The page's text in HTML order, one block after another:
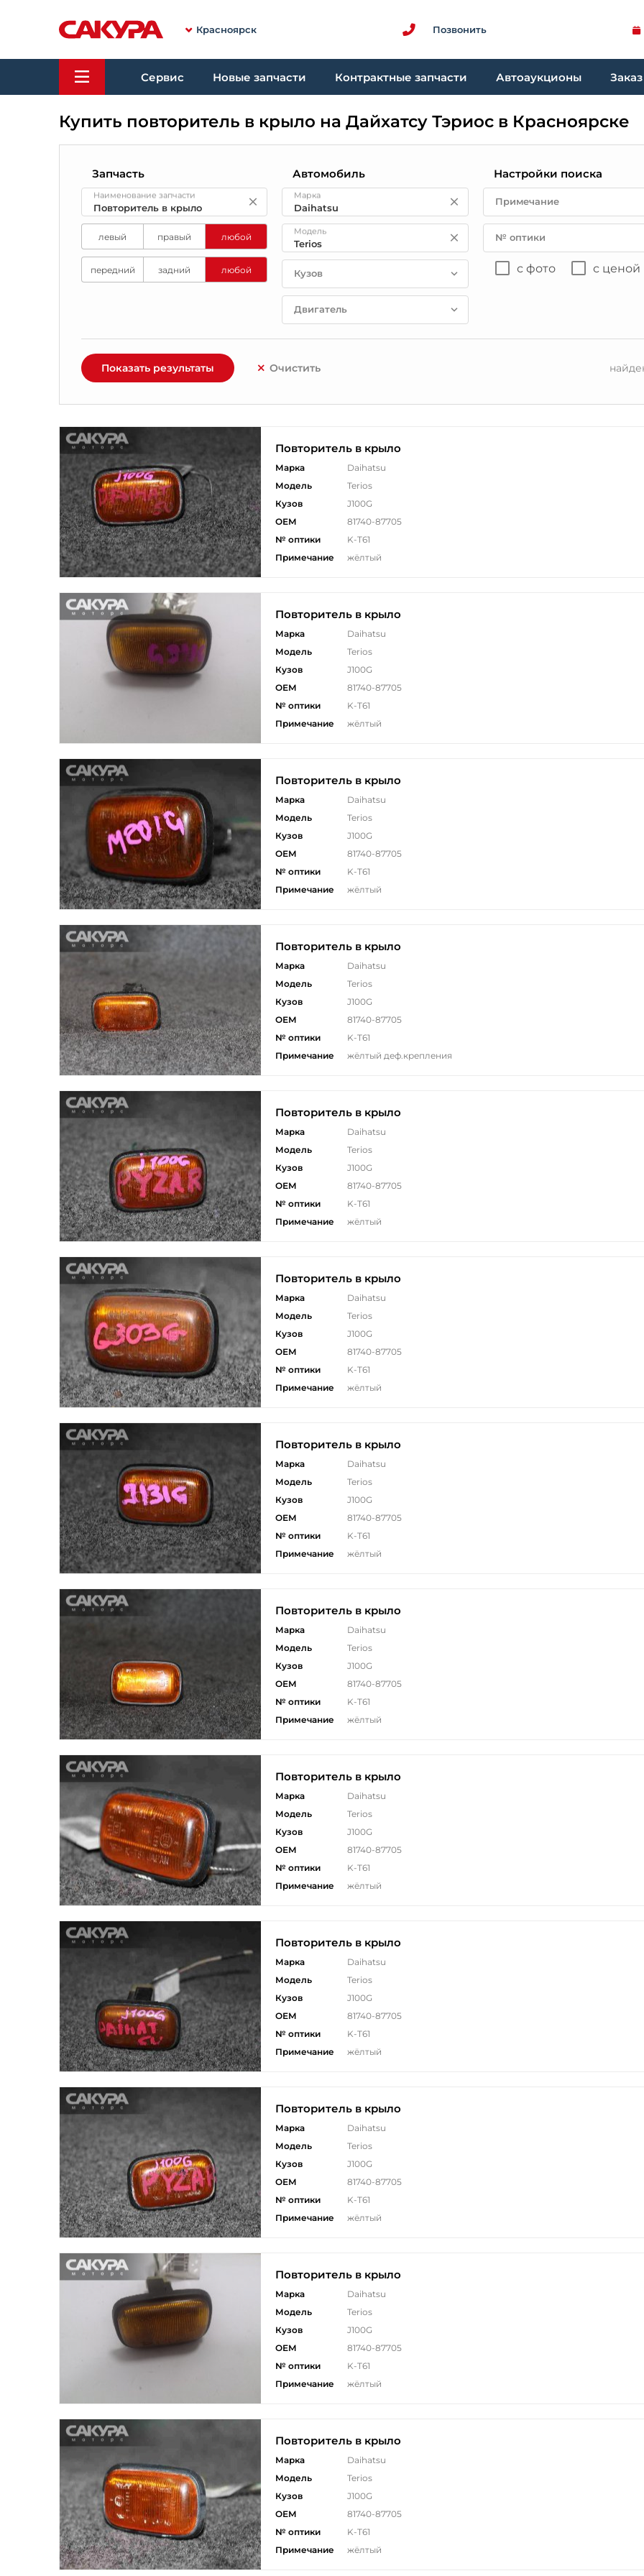
Красноярск Позвонить
Сервис Новые запчасти Контрактные запчасти Автоаукционы
Купить повторитель в крыло на Дайхатсу Тэриос в Красноярске
Запчасть
Наименование запчасти
левый правый любой
передний задний любой
Автомобиль
Марка
Модель
Кузов
Двигатель
Настройки поиска
Примечание
№ оптики
с фото с ценой
Показать результаты Очистить
Повторитель в крыло
Марка
Daihatsu
Модель
Terios
Кузов
J100G
ОЕМ
81740-87705
№ оптики
K-T61
Примечание
жёлтый
Повторитель в крыло
Марка
Daihatsu
Модель
Terios
Кузов
J100G
ОЕМ
81740-87705
№ оптики
K-T61
Примечание
жёлтый
Повторитель в крыло
Марка
Daihatsu
Модель
Terios
Кузов
J100G
ОЕМ
81740-87705
№ оптики
K-T61
Примечание
жёлтый
Повторитель в крыло
Марка
Daihatsu
Модель
Terios
Кузов
J100G
ОЕМ
81740-87705
№ оптики
K-T61
Примечание
жёлтый деф.крепления
Повторитель в крыло
Марка
Daihatsu
Модель
Terios
Кузов
J100G
ОЕМ
81740-87705
№ оптики
K-T61
Примечание
жёлтый
Повторитель в крыло
Марка
Daihatsu
Модель
Terios
Кузов
J100G
ОЕМ
81740-87705
№ оптики
K-T61
Примечание
жёлтый
Повторитель в крыло
Марка
Daihatsu
Модель
Terios
Кузов
J100G
ОЕМ
81740-87705
№ оптики
K-T61
Примечание
жёлтый
Повторитель в крыло
Марка
Daihatsu
Модель
Terios
Кузов
J100G
ОЕМ
81740-87705
№ оптики
K-T61
Примечание
жёлтый
Повторитель в крыло
Марка
Daihatsu
Модель
Terios
Кузов
J100G
ОЕМ
81740-87705
№ оптики
K-T61
Примечание
жёлтый
Повторитель в крыло
Марка
Daihatsu
Модель
Terios
Кузов
J100G
ОЕМ
81740-87705
№ оптики
K-T61
Примечание
жёлтый
Повторитель в крыло
Марка
Daihatsu
Модель
Terios
Кузов
J100G
ОЕМ
81740-87705
№ оптики
K-T61
Примечание
жёлтый
Повторитель в крыло
Марка
Daihatsu
Модель
Terios
Кузов
J100G
ОЕМ
81740-87705
№ оптики
K-T61
Примечание
жёлтый
Повторитель в крыло
Марка
Daihatsu
Модель
Terios
Кузов
J100G
ОЕМ
81740-87705
№ оптики
K-T61
Примечание
жёлтый